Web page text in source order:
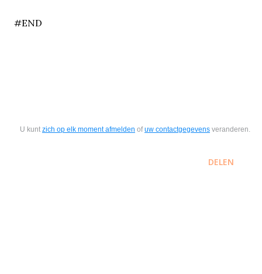
#END
U kunt zich op elk moment afmelden ofuw contactgegevens veranderen.
DELEN